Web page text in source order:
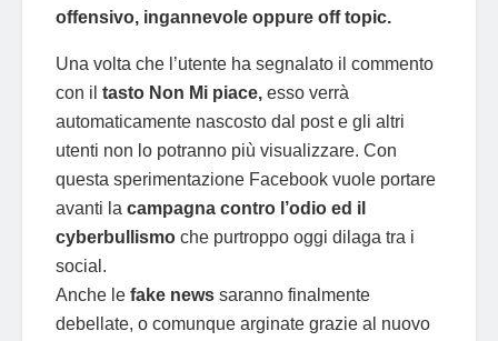
offensivo, ingannevole oppure off topic.
Una volta che l’utente ha segnalato il commento
con il tasto Non Mi piace, esso verrà
automaticamente nascosto dal post e gli altri
utenti non lo potranno più visualizzare. Con
questa sperimentazione Facebook vuole portare
avanti la campagna contro l’odio ed il
cyberbullismo che purtroppo oggi dilaga tra i
social.
Anche le fake news saranno finalmente
debellate, o comunque arginate grazie al nuovo